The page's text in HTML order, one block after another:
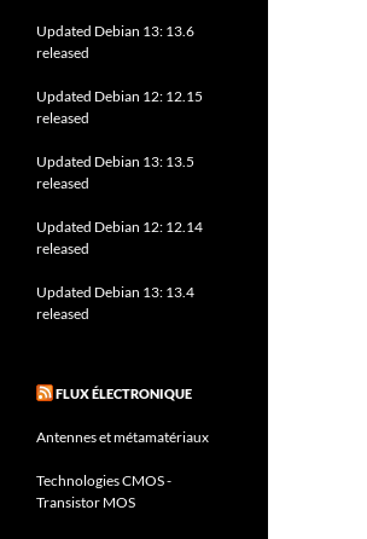
Updated Debian 13: 13.6
released
Updated Debian 12: 12.15
released
Updated Debian 13: 13.5
released
Updated Debian 12: 12.14
released
Updated Debian 13: 13.4
released
FLUX ÉLECTRONIQUE
Antennes et métamatériaux
Technologies CMOS -
Transistor MOS